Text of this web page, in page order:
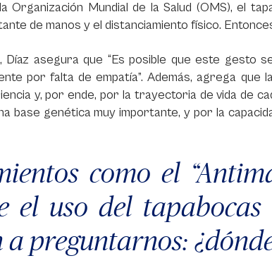
Organización Mundial de la Salud (OMS), el
de manos y el distanciamiento físico.
Díaz asegura que “Es posible que este gesto
por falta de empatía”. Además, agrega que
y, por ende, por la trayectoria de vida de
base genética muy importante, y por la
como el
el uso del
a preguntarnos: